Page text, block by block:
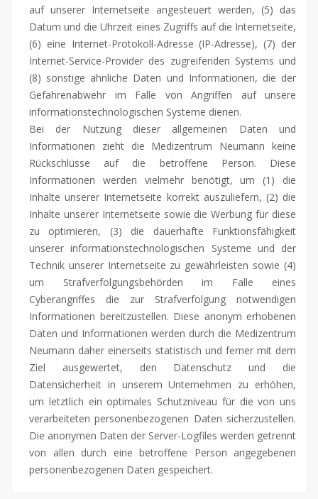
auf unserer Internetseite angesteuert werden, (5) das
Datum und die Uhrzeit eines Zugriffs auf die Internetseite,
(6) eine Internet-Protokoll-Adresse (IP-Adresse), (7) der
Internet-Service-Provider des zugreifenden Systems und
(8) sonstige ähnliche Daten und Informationen, die der
Gefahrenabwehr im Falle von Angriffen auf unsere
informationstechnologischen Systeme dienen.
Bei der Nutzung dieser allgemeinen Daten und
Informationen zieht die Medizentrum Neumann keine
Rückschlüsse auf die betroffene Person. Diese
Informationen werden vielmehr benötigt, um (1) die
Inhalte unserer Internetseite korrekt auszuliefern, (2) die
Inhalte unserer Internetseite sowie die Werbung für diese
zu optimieren, (3) die dauerhafte Funktionsfähigkeit
unserer informationstechnologischen Systeme und der
Technik unserer Internetseite zu gewährleisten sowie (4)
um Strafverfolgungsbehörden im Falle eines
Cyberangriffes die zur Strafverfolgung notwendigen
Informationen bereitzustellen. Diese anonym erhobenen
Daten und Informationen werden durch die Medizentrum
Neumann daher einerseits statistisch und ferner mit dem
Ziel ausgewertet, den Datenschutz und die
Datensicherheit in unserem Unternehmen zu erhöhen,
um letztlich ein optimales Schutzniveau für die von uns
verarbeiteten personenbezogenen Daten sicherzustellen.
Die anonymen Daten der Server-Logfiles werden getrennt
von allen durch eine betroffene Person angegebenen
personenbezogenen Daten gespeichert.